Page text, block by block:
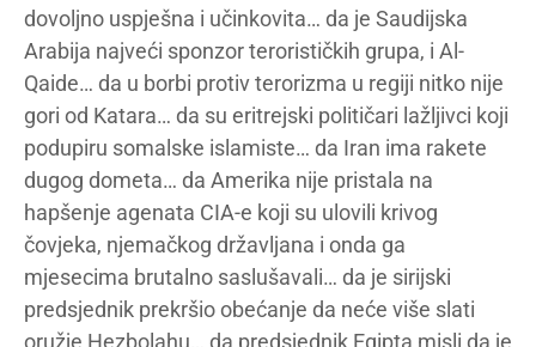
dovoljno uspješna i učinkovita… da je Saudijska
Arabija najveći sponzor terorističkih grupa, i Al-
Qaide… da u borbi protiv terorizma u regiji nitko nije
gori od Katara… da su eritrejski političari lažljivci koji
podupiru somalske islamiste… da Iran ima rakete
dugog dometa… da Amerika nije pristala na
hapšenje agenata CIA-e koji su ulovili krivog
čovjeka, njemačkog državljana i onda ga
mjesecima brutalno saslušavali… da je sirijski
predsjednik prekršio obećanje da neće više slati
oružje Hezbolahu… da predsjednik Egipta misli da je